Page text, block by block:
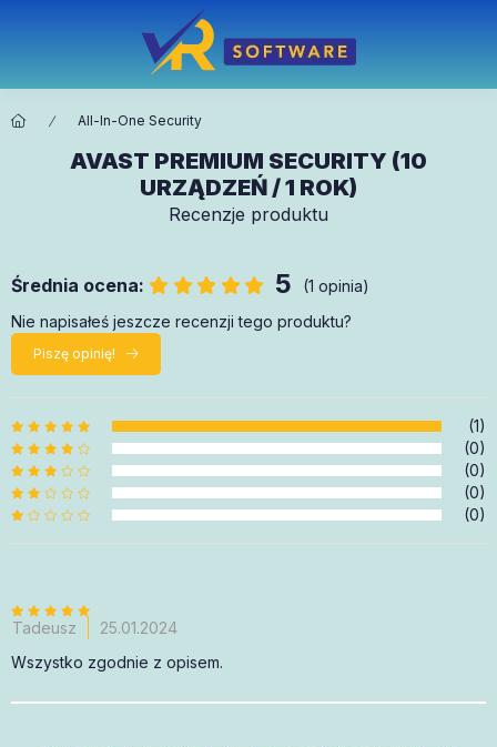
All-In-One Security
AVAST PREMIUM SECURITY (10
URZĄDZEŃ / 1 ROK)
Recenzje produktu
Średnia ocena: 5
(1 opinia)
Nie napisałeś jeszcze recenzji tego produktu?
Piszę opinię!
(1)
(0)
(0)
(0)
(0)
Tadeusz
25.01.2024
Wszystko zgodnie z opisem.